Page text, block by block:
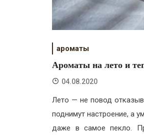
ароматы
Ароматы на лето и
04.08.2020
Лето — не повод
поднимут настроение, а
даже в самое пекло.